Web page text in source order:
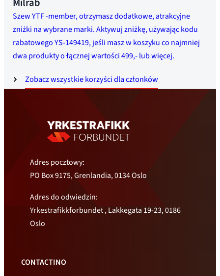
Zobacz wszystkie korzyści dla członków
Szew YTF -member, otrzymasz dodatkowe, atrakcyjne
zniżki na wybrane marki. Aktywuj zniżkę, używając kodu
rabatowego YS-149419, jeśli masz w koszyku co najmniej
dwa produkty o łącznej wartości 499,- lub więcej.
Adres pocztowy:
PO Box 9175, Grenlandia, 0134 Oslo
Adres do odwiedzin:
Yrkestrafikkforbundet , Lakkegata 19-23, 0186
Oslo
CONTACTINO